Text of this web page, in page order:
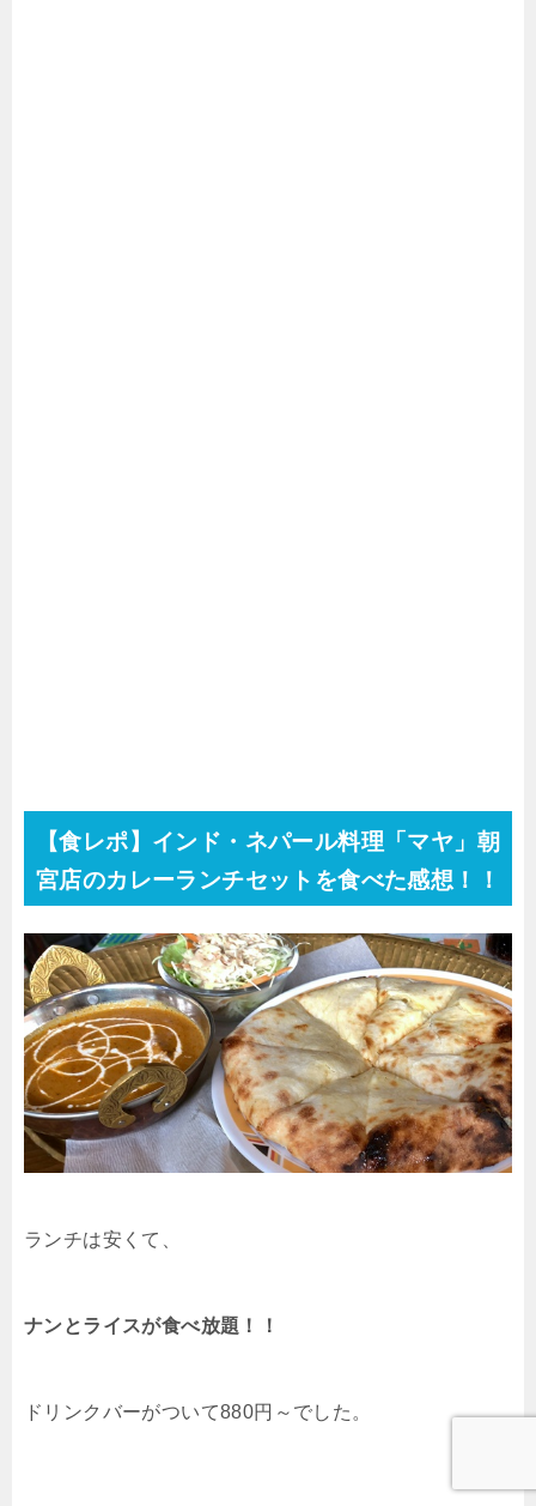
【食レポ】インド・ネパール料理 「マヤ」朝
宮店のカレーランチセットを食べた感想！！
ランチは安くて、
ナンとライスが食べ放題！！
ドリンクバーがついて880円～でした。